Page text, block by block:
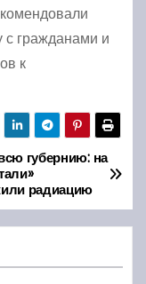
с гражданами и
к
губернию: на
радиацию